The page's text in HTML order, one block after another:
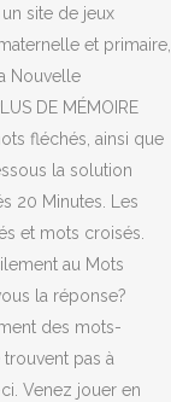
site de jeux
et primaire,
Nouvelle
DE MÉMOIRE
fléchés, ainsi que
la solution
20 Minutes. Les
et mots croisés.
au Mots
la réponse?
des mots-
pas à
Venez jouer en